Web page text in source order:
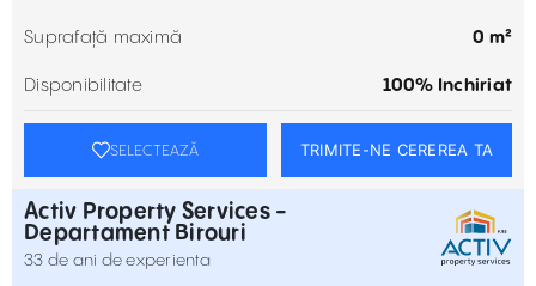
Suprafață maximă 0 m²
Disponibilitate 100% Inchiriat
SELECTEAZĂ TRIMITE-NE CEREREA TA
Activ Property Services -
Departament Birouri
33 de ani de experienta